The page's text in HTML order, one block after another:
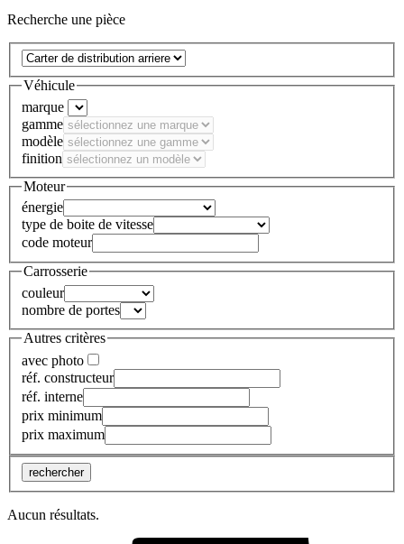
Recherche une pièce
Véhicule
marque
gamme
modèle
finition
Moteur
énergie
type de boite de vitesse
code moteur
Carrosserie
couleur
nombre de portes
Autres critères
avec photo
réf. constructeur
réf. interne
prix minimum
prix maximum
rechercher
Aucun résultats.